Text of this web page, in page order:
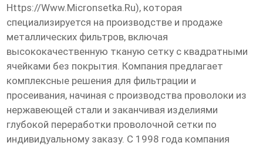
Https://www.micronsetka.ru), которая
специализируется на производстве и продаже
металлических фильтров, включая
высококачественную тканую сетку с квадратными
ячейками без покрытия. Компания предлагает
комплексные решения для фильтрации и
просеивания, начиная с производства проволоки из
нержавеющей стали и заканчивая изделиями
глубокой переработки проволочной сетки по
индивидуальному заказу. С 1998 года компания